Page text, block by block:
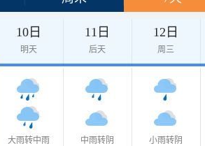
10日
明天
11日
后天
12日
周三
大雨转中雨 中雨转阴 小雨转阴